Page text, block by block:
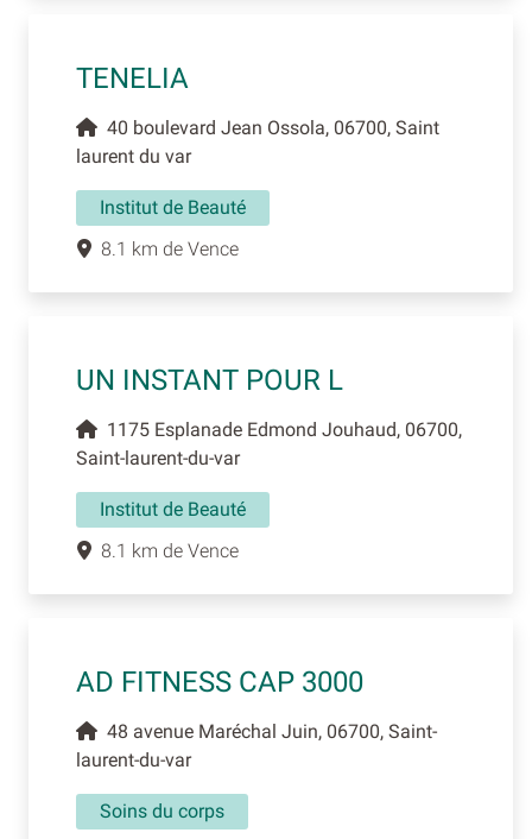
TENELIA
40 boulevard Jean Ossola, 06700, Saint
laurent du var
Institut de Beauté
8.1 km de Vence
UN INSTANT POUR L
1175 Esplanade Edmond Jouhaud, 06700,
Saint-laurent-du-var
Institut de Beauté
8.1 km de Vence
AD FITNESS CAP 3000
48 avenue Maréchal Juin, 06700, Saint-
laurent-du-var
Soins du corps